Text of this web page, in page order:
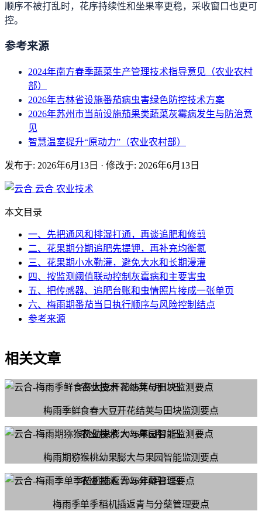
顺序不被打乱时，花序持续性和坐果率更稳，采收窗口也更可
控。
参考来源
2024年南方春季蔬菜生产管理技术指导意见（农业农村
部）
2026年吉林省设施番茄病虫害绿色防控技术方案
2026年苏州市当前设施茄果类蔬菜灰霉病发生与防治意
见
智慧温室提升“原动力”（农业农村部）
发布于: 2026年6月13日 · 修改于: 2026年6月13日
云合 农业技术
本文目录
一、先把通风和排湿打通，再谈追肥和修剪
二、花果期分期追肥先提钾，再补充均衡氮
三、花果期小水勤灌，避免大水和长期漫灌
四、按监测阈值联动控制灰霉病和主要害虫
五、把传感器、追肥台账和虫情照片接成一张单页
六、梅雨期番茄当日执行顺序与风险控制结点
参考来源
相关文章
农业技术 2026年6月12日
梅雨季鲜食春大豆开花结荚与田块监测要点
农业技术 2026年6月12日
梅雨期猕猴桃幼果膨大与果园智能监测要点
农业技术 2026年6月12日
梅雨季单季稻机插返青与分蘖管理要点